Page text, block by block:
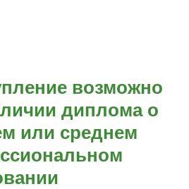
возможно
диплома о
или среднем